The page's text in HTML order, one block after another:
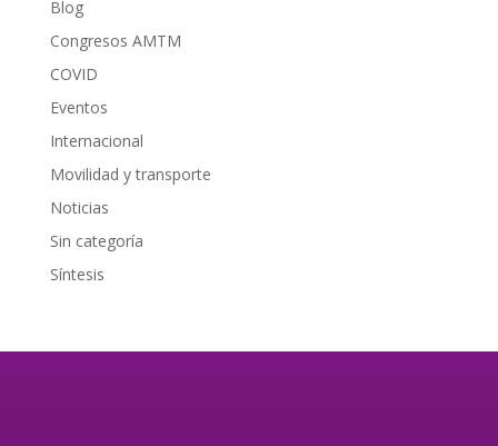
Blog
Congresos AMTM
COVID
Eventos
Internacional
Movilidad y transporte
Noticias
Sin categoría
Síntesis